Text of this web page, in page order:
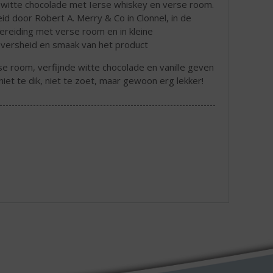
chocolade met Ierse whiskey en verse room.
door Robert A. Merry & Co in Clonnel, in de
met verse room en in kleine
en smaak van het product
room, verfijnde witte chocolade en vanille geven
te dik, niet te zoet, maar gewoon erg lekker!